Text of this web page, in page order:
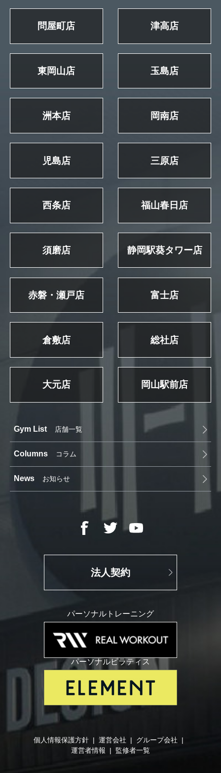
問屋町店 津高店
東岡山店 玉島店
洲本店 岡南店
児島店 三原店
西条店 福山春日店
須磨店 静岡駅葵タワー店
赤磐・瀬戸店 富士店
倉敷店 総社店
大元店 岡山駅前店
Gym List 店舗一覧
Columns コラム
News お知らせ
法人契約
パーソナルトレーニング
パーソナルピラティス
個人情報保護方針 | 運営会社 | グループ会社
|
運営者情報
| 監修者一覧